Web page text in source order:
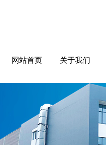
网站首页 关于我们